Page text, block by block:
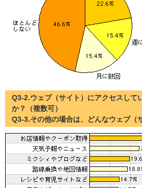
Q3-2.ウェブ（サイト）にアクセスして
か？（複数可）
Q3-3.その他の場合は、どんなウェブ（